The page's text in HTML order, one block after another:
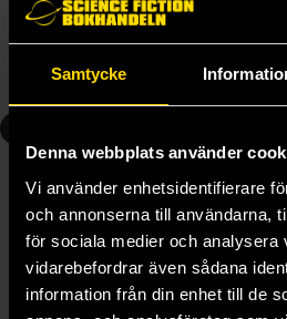
Samtycke
Denna webbplats använder
Vi använder enhetsidentifierare
och annonserna till användarna,
för sociala medier och analysera
vidarebefordrar även sådana
information från din enhet till de
299 kr
Beställ